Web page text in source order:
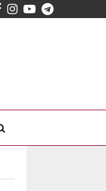
Facebook
Instagram
YoutubeTelegram